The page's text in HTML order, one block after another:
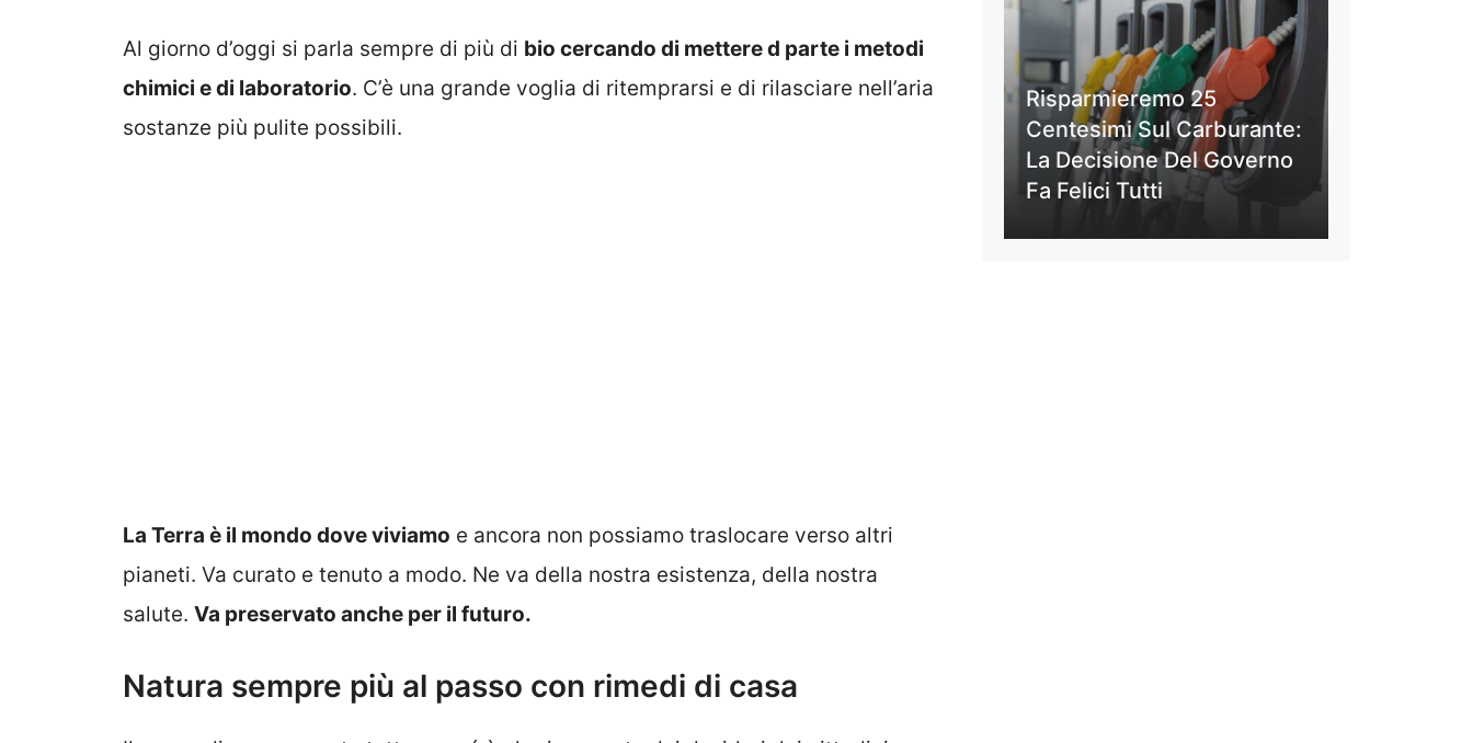
Al giorno d’oggi si parla sempre di più di bio cercando di mettere d parte i metodi
chimici e di laboratorio. C’è una grande voglia di ritemprarsi e di rilasciare nell’aria
sostanze più pulite possibili.
La Terra è il mondo dove viviamo e ancora non possiamo traslocare verso altri
pianeti. Va curato e tenuto a modo. Ne va della nostra esistenza, della nostra
salute. Va preservato anche per il futuro.
Natura sempre più al passo con rimedi di casa
Risparmieremo 25
Centesimi Sul Carburante:
La Decisione Del Governo
Fa Felici Tutti